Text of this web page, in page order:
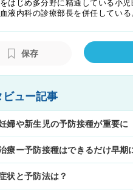
はじめ多分野に精通している小
液内科の診療部長を併任してい
保存
ュー記事
婦や新生児の予防接種が重要に
療ー予防接種はできるだけ早期
状と予防法は？